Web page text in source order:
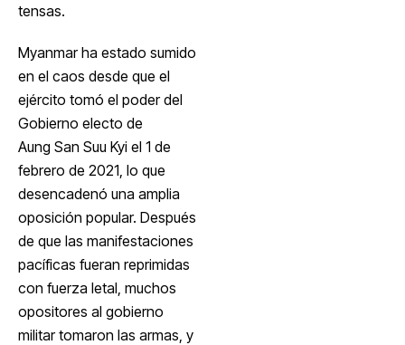
tensas.
Myanmar ha estado sumido
en el caos desde que el
ejército tomó el poder del
Gobierno electo de
Aung San Suu Kyi el 1 de
febrero de 2021, lo que
desencadenó una amplia
oposición popular. Después
de que las manifestaciones
pacíficas fueran reprimidas
con fuerza letal, muchos
opositores al gobierno
militar tomaron las armas, y